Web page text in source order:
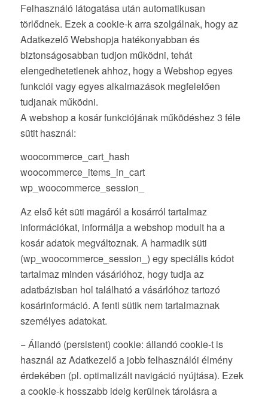
Felhasználó látogatása után automatikusan
törlődnek. Ezek a cookie-k arra szolgálnak, hogy az
Adatkezelő Webshopja hatékonyabban és
biztonságosabban tudjon működni, tehát
elengedhetetlenek ahhoz, hogy a Webshop egyes
funkciói vagy egyes alkalmazások megfelelően
tudjanak működni.
A webshop a kosár funkciójának működéshez 3 féle
sütit használ:
woocommerce_cart_hash
woocommerce_items_in_cart
wp_woocommerce_session_
Az első két süti magáról a kosárról tartalmaz
információkat, informálja a webshop modult ha a
kosár adatok megváltoznak. A harmadik süti
(wp_woocommerce_session_) egy speciális kódot
tartalmaz minden vásárlóhoz, hogy tudja az
adatbázisban hol található a vásárlóhoz tartozó
kosárinformáció. A fenti sütik nem tartalmaznak
személyes adatokat.
− Állandó (persistent) cookie: állandó cookie-t is
használ az Adatkezelő a jobb felhasználói élmény
érdekében (pl. optimalizált navigáció nyújtása). Ezek
a cookie-k hosszabb ideig kerülnek tárolásra a